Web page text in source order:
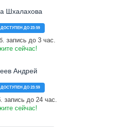
Шхалахова
ДОСТУПЕН ДО 23:59
запись до 3 час.
сейчас!
Андрей
ДОСТУПЕН ДО 23:59
запись до 24 час.
сейчас!